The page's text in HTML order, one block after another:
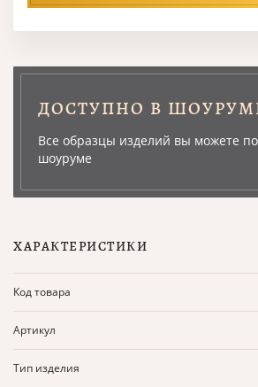
ДОСТУПНО В
Все образцы изделий вы можете
шоуруме
ХАРАКТЕРИСТИКИ
Код товара
Артикул
Тип изделия